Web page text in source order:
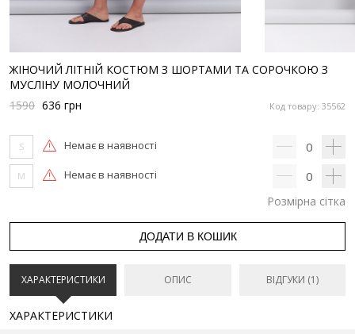
ЖІНОЧИЙ ЛІТНІЙ КОСТЮМ З ШОРТАМИ ТА СОРОЧКОЮ З
МУСЛІНУ МОЛОЧНИЙ
Код товару: 35562
1590 636 грн
S Немає в наявності 0
M Немає в наявності 0
Розмірна сітка
ДОДАТИ В КОШИК
ХАРАКТЕРИСТИКИ ОПИС ВІДГУКИ (1)
ХАРАКТЕРИСТИКИ